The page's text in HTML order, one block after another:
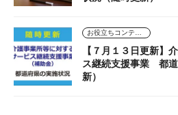
お役立ちコンテンツ
【７月１３日更新】
ス継続支援事業 都
新）